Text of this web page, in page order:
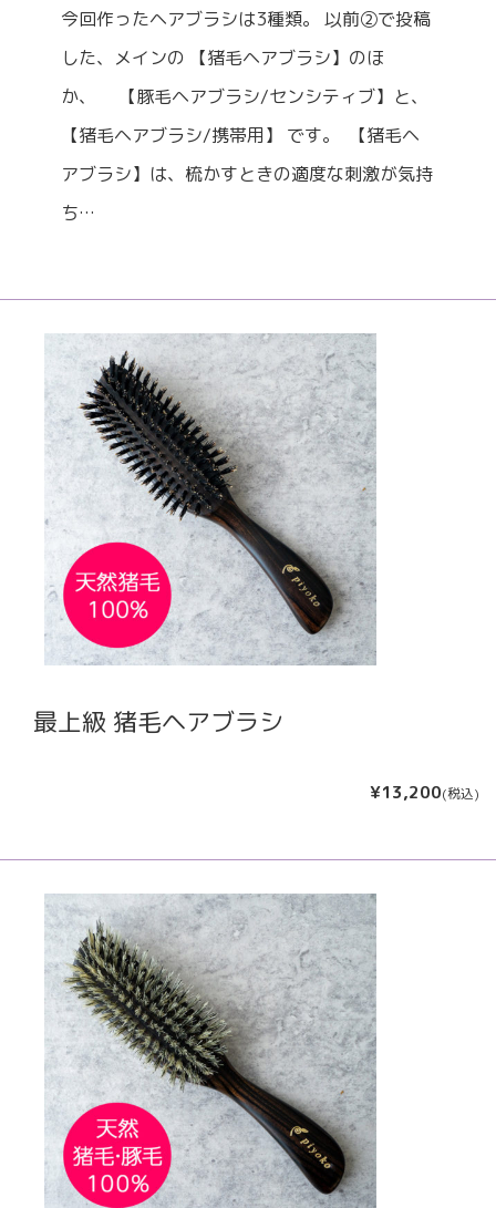
今回作ったヘアブラシは3種類。 以前②で投稿
した、メインの 【猪毛ヘアブラシ】のほ
か、 【豚毛ヘアブラシ/センシティブ】と、
【猪毛ヘアブラシ/携帯用】 です。 ⁡ 【猪毛ヘ
アブラシ】は、梳かすときの適度な刺激が気持
ち…
最上級 猪毛ヘアブラシ
¥13,200(税込)